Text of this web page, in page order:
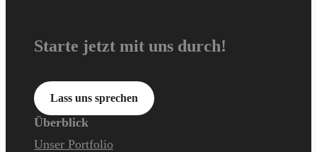
Starte jetzt mit uns durch!
Lass uns sprechen
Überblick
Unser Portfolio